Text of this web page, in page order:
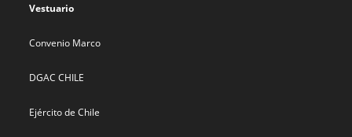
Vestuario
Convenio Marco
DGAC CHILE
Ejército de Chile